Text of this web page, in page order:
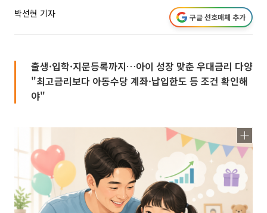
박선현 기자 구글 선호매체 추가
출생·입학·지문등록까지…아이 성장 맞춘 우대금리 다양
"최고금리보다 아동수당 계좌·납입한도 등 조건 확인해
야"